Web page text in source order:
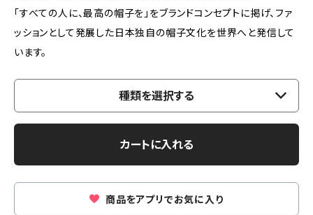
「すべての人に、最高の帽子を」をブランドコンセプトに掲げ、ファ
ッションとして発展した日本独自の帽子文化を世界へと発信して
います。
種類を選択する
カートに入れる
商品をアプリでお気に入り